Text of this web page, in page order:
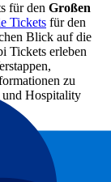
für den Großen
Tickets für den
Blick auf die
Tickets erleben
zu
und Hospitality